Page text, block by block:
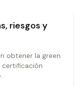
riesgos y
obtener la green
certificación